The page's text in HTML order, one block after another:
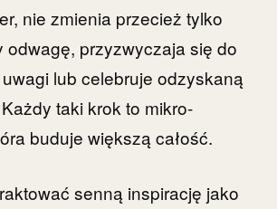
nie zmienia przecież tylko
odwagę, przyzwyczaja się do
lub celebruje odzyskaną
taki krok to mikro-
buduje większą całość.
senną inspirację jako